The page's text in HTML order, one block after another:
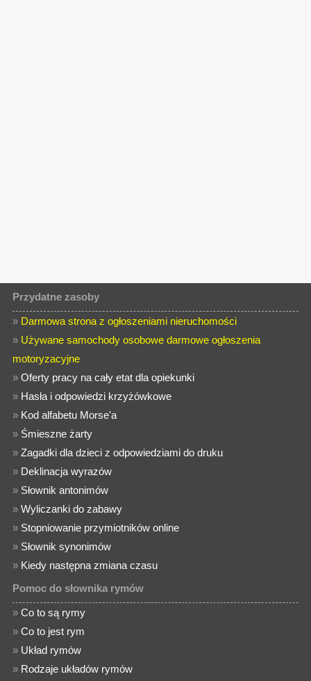
Przydatne zasoby
» Darmowa strona z ogłoszeniami nieruchomości
» Używane samochody osobowe darmowe ogłoszenia
motoryzacyjne
»Oferty pracy na cały etat dla opiekunki
» Hasła i odpowiedzi krzyżówkowe
» Kod alfabetu Morse'a
» Śmieszne żarty
»Zagadki dla dzieci z odpowiedziami do druku
» Deklinacja wyrazów
» Słownik antonimów
»Wyliczanki do zabawy
» Stopniowanie przymiotników online
» Słownik synonimów
» Kiedy następna zmiana czasu
Pomoc do słownika rymów
»Co to są rymy
»Co to jest rym
» Układ rymów
» Rodzaje układów rymów